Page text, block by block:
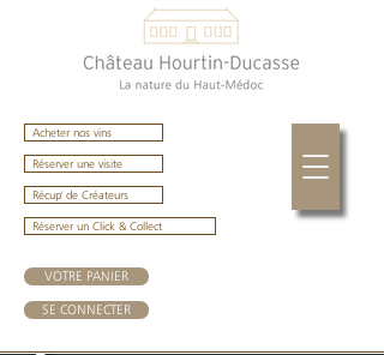
Acheter nos vins
Réserver une visite
Récup' de Créateurs
VOTRE PANIER
Réserver un Click & Collect
SE CONNECTER